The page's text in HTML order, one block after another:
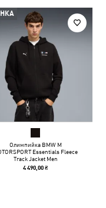
Олимпийка BMW M
Essentials Fleece
Track Jacket Men
4 490,00 ₴